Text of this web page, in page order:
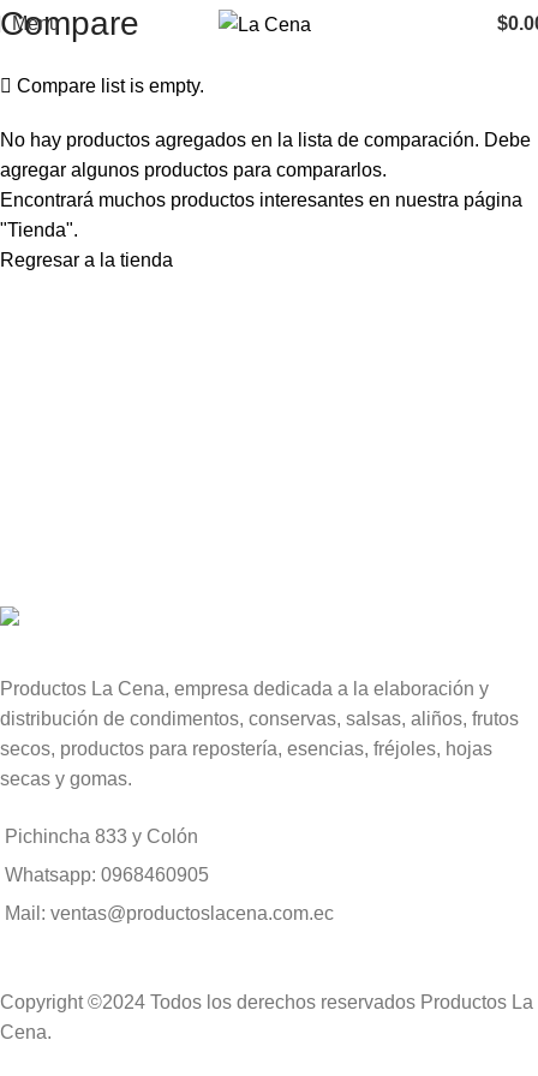
Menu $
Compare
Compare list is empty.
No hay productos agregados en la lista de comparación. Debe
agregar algunos productos para compararlos.
Encontrará muchos productos interesantes en nuestra página
"Tienda".
Regresar a la tienda
Productos La Cena, empresa dedicada a la elaboración y
distribución de condimentos, conservas, salsas, aliños, frutos
secos, productos para repostería, esencias, fréjoles, hojas
secas y gomas.
Pichincha 833 y Colón
Whatsapp: 0968460905
Mail: ventas@productoslacena.com.ec
Copyright ©2024 Todos los derechos reservados Productos La
Cena.